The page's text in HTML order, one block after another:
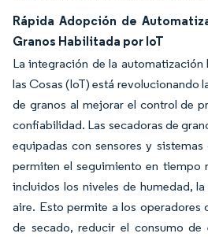
Rápida Adopción de
Granos Habilitada por IoT
La integración de la
las Cosas (IoT) está revolucionando
de granos al mejorar el control de
confiabilidad. Las secadoras de
equipadas con sensores y
permiten el seguimiento en tiempo
incluidos los niveles de humedad,
aire. Esto permite a los operadores
de secado, reducir el consumo de